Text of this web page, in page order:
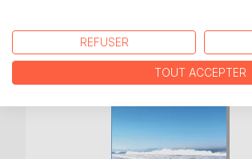
D’AUTRES
REFUSER
TOUT ACCEPTER